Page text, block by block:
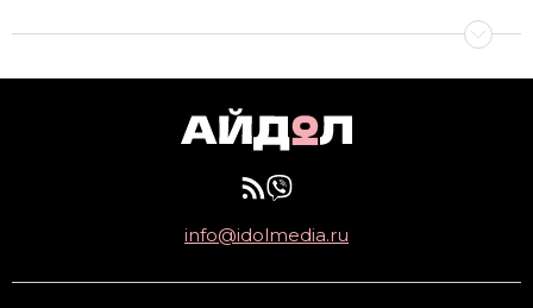
info@idolmedia.ru